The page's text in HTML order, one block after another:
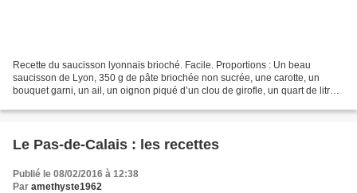
Recette du saucisson lyonnais brioché. Facile. Proportions : Un beau
saucisson de Lyon, 350 g de pâte briochée non sucrée, une carotte, un
bouquet garni, un ail, un oignon piqué d’un clou de girofle, un quart de litre
Le Pas-de-Calais : les recettes
Publié le 08/02/2016 à 12:38
Par amethyste1962